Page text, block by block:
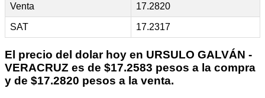
Venta 17.2820
SAT 17.2317
El precio del dolar hoy en URSULO GALVÁN -
VERACRUZ es de $17.2583 pesos a la compra
y de $17.2820 pesos a la venta.